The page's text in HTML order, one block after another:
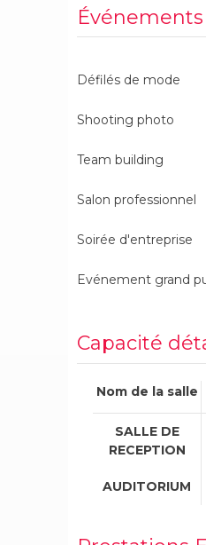
Défilés de mode
Shooting photo
Team building
Salon professionnel
Soirée d'entreprise
Evénement grand
Capacité
Nom de la salle
SALLE DE
RECEPTION
AUDITORIUM